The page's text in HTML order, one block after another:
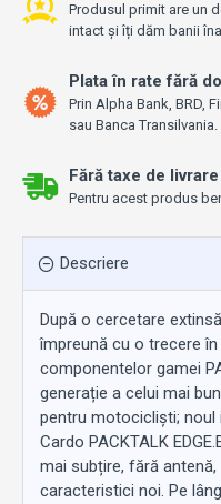
Fără taxe de livrare
Pentru acest produs
Produsul primit are un
intact și îți dăm banii
Plata în rate fără
Prin Alpha Bank, BRD,
sau Banca Transilvania.
Descriere
După o cercetare
împreună cu o trecere
componentelor gamei
generație a celui mai
pentru motocicliști;
Cardo PACKTALK
mai subțire, fără
caracteristici noi. Pe